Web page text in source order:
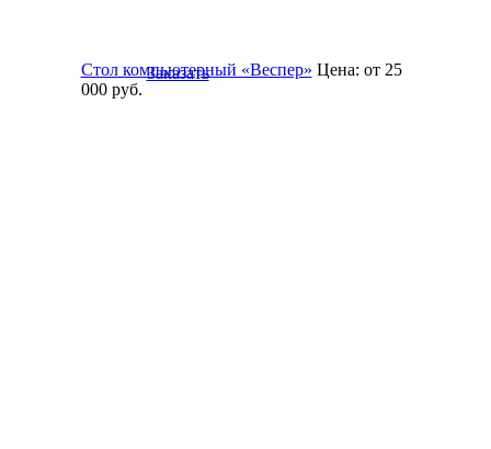
Стол компьютерный «Веспер» Цена: от 25
000руб.
Заказать